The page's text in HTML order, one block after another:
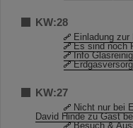
KW:28
Einladung zur
Es sind noch
Info
KW:27
Nicht nur bei
David Hinde zu Gast
Besuch &